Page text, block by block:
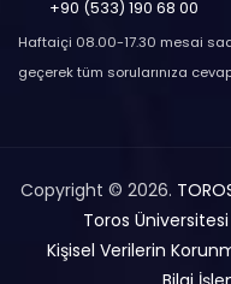
+90 (533) 190 68 00
Haftaiçi 08.00-17.30 mesai
geçerek tüm sorularınıza
Copyright © 2026.
Toros Üniversitesi
Kişisel Verilerin